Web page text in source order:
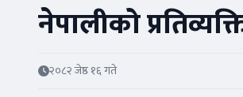
नेपालीको
२०८२ जेष्ठ १६ गते